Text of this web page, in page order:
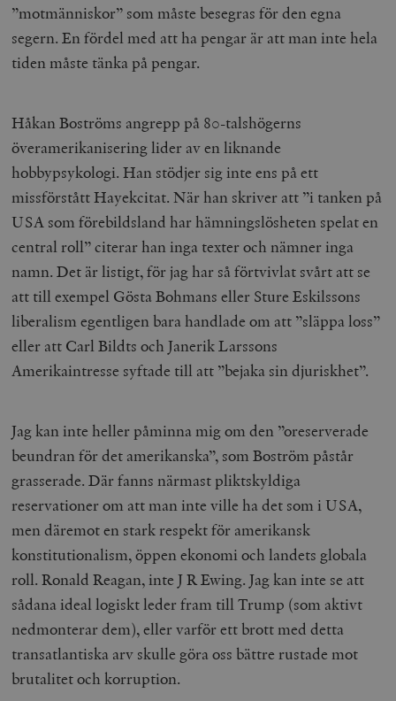
”motmänniskor” som måste besegras för den egna
segern. En fördel med att ha pengar är att man inte hela
tiden måste tänka på pengar.
Håkan Boströms angrepp på 80-talshögerns
överamerikanisering lider av en liknande
hobbypsykologi. Han stödjer sig inte ens på ett
missförstått Hayekcitat. När han skriver att ”i tanken på
USA som förebildsland har hämningslösheten spelat en
central roll” citerar han inga texter och nämner inga
namn. Det är listigt, för jag har så förtvivlat svårt att se
att till exempel Gösta Bohmans eller Sture Eskilssons
liberalism egentligen bara handlade om att ”släppa loss”
eller att Carl Bildts och Janerik Larssons
Amerikaintresse syftade till att ”bejaka sin djuriskhet”.
Jag kan inte heller påminna mig om den ”oreserverade
beundran för det amerikanska”, som Boström påstår
grasserade. Där fanns närmast pliktskyldiga
reservationer om att man inte ville ha det som i USA,
men däremot en stark respekt för amerikansk
konstitutionalism, öppen ekonomi och landets globala
roll. Ronald Reagan, inte J R Ewing. Jag kan inte se att
sådana ideal logiskt leder fram till Trump (som aktivt
nedmonterar dem), eller varför ett brott med detta
transatlantiska arv skulle göra oss bättre rustade mot
brutalitet och korruption.